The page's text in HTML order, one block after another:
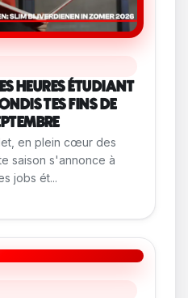
HEURES ÉTUDIANT
TES FINS DE
en plein cœur des
saison s'annonce à
jobs ét...